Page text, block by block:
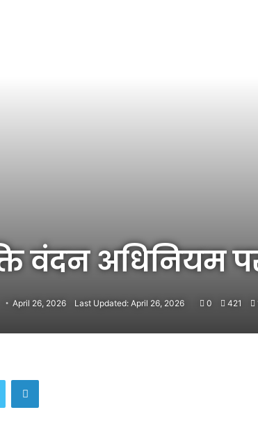
वंदन अधिनियम
April 26, 2026 Last Updated: April 26, 2026 0 421
Twitter LinkedIn